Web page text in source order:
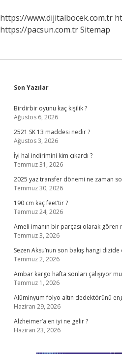
https://www.dijitalbocek.com.tr
https://pacsun.com.trSitemap
Sidebar
Son Yazılar
Birdirbir oyunu kaç kişilik ?
Ağustos 6, 2026
2521 SK 13 maddesi nedir ?
Ağustos 3, 2026
İyi hal indirimini kim çıkardı ?
Temmuz 31, 2026
2025 yaz transfer dönemi ne zaman
Temmuz 30, 2026
190 cm kaç feet’tir ?
Temmuz 24, 2026
Ameli imanın bir parçası olarak gören
Temmuz 3, 2026
Sezen Aksu’nun son bakış hangi dizide
Temmuz 2, 2026
Ambar kargo hafta sonları çalışıyor
Temmuz 1, 2026
Alüminyum folyo altın dedektörünü
Haziran 29, 2026
Alzheimer’a en iyi ne gelir ?
Haziran 23, 2026